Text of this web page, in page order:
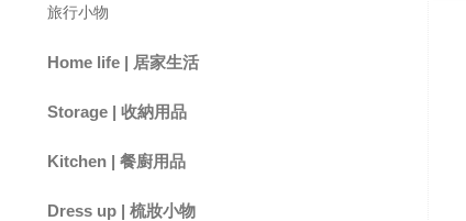
旅行小物
Home life | 居家生活
香氛 | 精油
拖鞋 | 襪子
小家電 | 時鐘
手機支架 | 掛繩
居家小物
Storage | 收納用品
掛勾 | 掛架
收納籃 | 收納架
桌面收納 | 面紙盒
Kitchen | 餐廚用品
筷架 | 瀝水架
杯墊 | 隔熱墊
便當袋 | 環保杯袋
水杯 | 水瓶 | 保溫瓶
筷子 | 湯匙 | 叉子 | 刀子
Dress up | 梳妝小物